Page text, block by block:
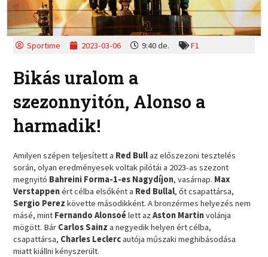
Sportime 2023-03-06 9:40 de. F1
Bikás uralom a
szezonnyitón, Alonso a
harmadik!
Amilyen szépen teljesített a Red Bullaz előszezoni tesztelés
során, olyan eredményesek voltak pilótái a 2023-as szezont
megnyitó Bahreini Forma-1-es Nagydíjon, vasárnap. Max
Verstappenért célba elsőként a Red Bullal, őt csapattársa,
Sergio Perez követte másodikként. A bronzérmes helyezés nem
másé, mint Fernando Alonsoélett azAston Martinvolánja
mögött. Bár Carlos Sainz a negyedik helyen ért célba,
csapattársa, Charles Leclercautója műszaki meghibásodása
miatt kiállni kényszerült.